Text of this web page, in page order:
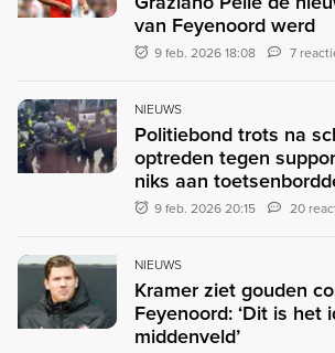
van Feyenoord werd
9 feb. 2026 18:08 7
NIEUWS
Politiebond trots na
optreden tegen
niks aan
9 feb. 2026 20:15 20
NIEUWS
Kramer ziet gouden
Feyenoord: ‘Dit is het
middenveld’